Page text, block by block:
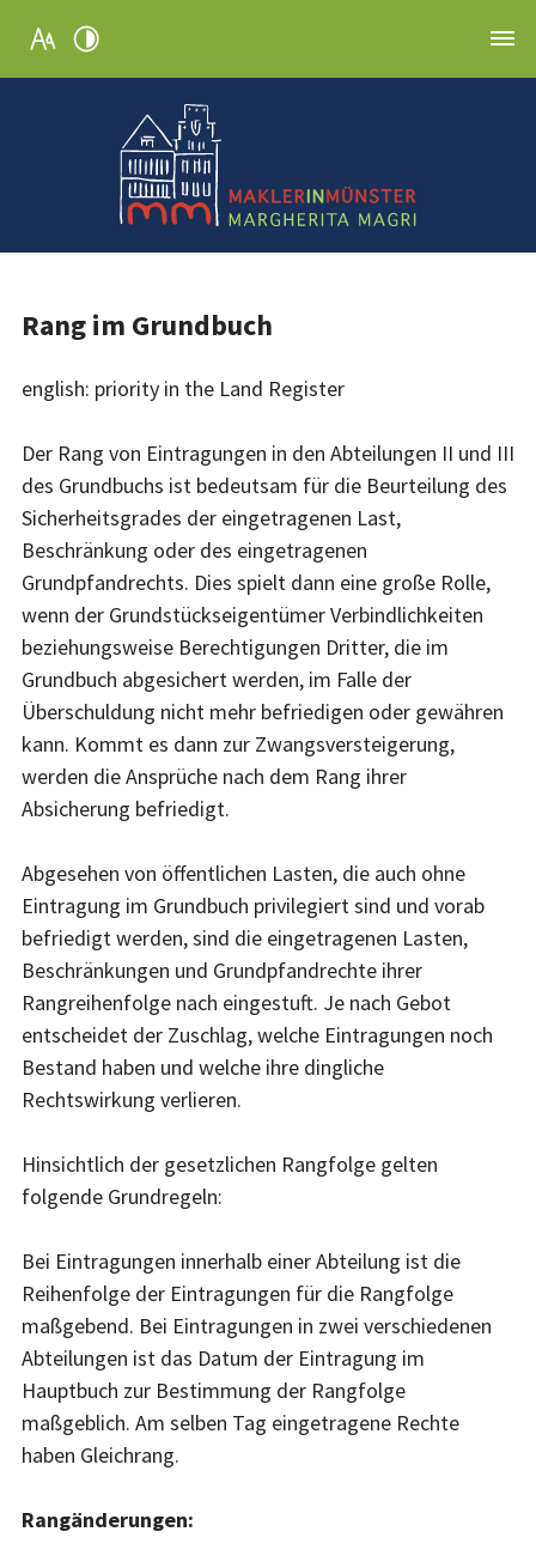
Rang im Grundbuch
english: priority in the Land Register
Der Rang von Eintragungen in den Abteilungen II und III
des Grundbuchs ist bedeutsam für die Beurteilung des
Sicherheitsgrades der eingetragenen Last,
Beschränkung oder des eingetragenen
Grundpfandrechts. Dies spielt dann eine große Rolle,
wenn der Grundstückseigentümer Verbindlichkeiten
beziehungsweise Berechtigungen Dritter, die im
Grundbuch abgesichert werden, im Falle der
Überschuldung nicht mehr befriedigen oder gewähren
kann. Kommt es dann zur Zwangsversteigerung,
werden die Ansprüche nach dem Rang ihrer
Absicherung befriedigt.
Abgesehen von öffentlichen Lasten, die auch ohne
Eintragung im Grundbuch privilegiert sind und vorab
befriedigt werden, sind die eingetragenen Lasten,
Beschränkungen und Grundpfandrechte ihrer
Rangreihenfolge nach eingestuft. Je nach Gebot
entscheidet der Zuschlag, welche Eintragungen noch
Bestand haben und welche ihre dingliche
Rechtswirkung verlieren.
Hinsichtlich der gesetzlichen Rangfolge gelten
folgende Grundregeln:
Bei Eintragungen innerhalb einer Abteilung ist die
Reihenfolge der Eintragungen für die Rangfolge
maßgebend. Bei Eintragungen in zwei verschiedenen
Abteilungen ist das Datum der Eintragung im
Hauptbuch zur Bestimmung der Rangfolge
maßgeblich. Am selben Tag eingetragene Rechte
haben Gleichrang.
Rangänderungen: